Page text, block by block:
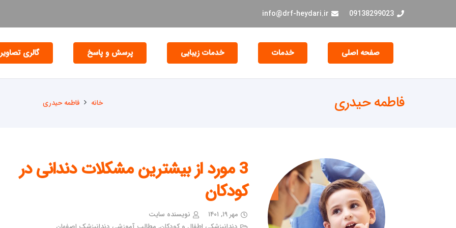
09138299023
info@drf-heydari.ir
صفحه اصلی خدمات خدمات زیبایی پرسش و پاسخ گالری تصاویر
فاطمه حیدری خانه فاطمه حیدری
3 مورد از بیشترین مشکلات دندانی در
کودکان
مهر ۱۹, ۱۴۰۱
نویسنده سایت